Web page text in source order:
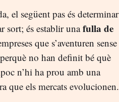
el següent pas és determinar
sort; és establir unafulla de
que s’aventuren sense
no han definit bé què
n’hi ha prou amb una
que els mercats evolucionen.